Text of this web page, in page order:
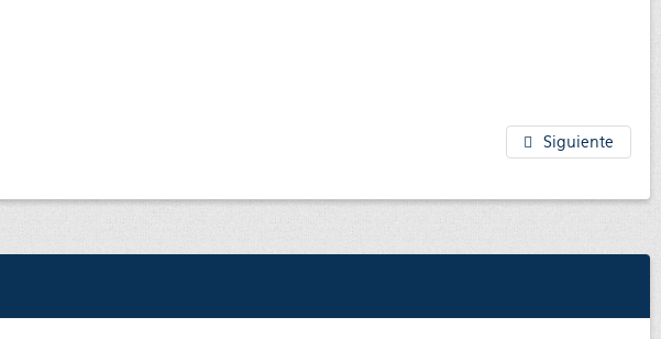
Siguiente